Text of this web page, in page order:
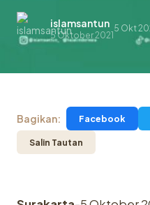
islamsantun
5 Oktober 2021
5 Okt
Bagikan: Facebook
Salin Tautan